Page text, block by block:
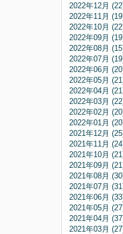
2022年12月
2022年11月
2022年10月
2022年09月
2022年08月
2022年07月
2022年06月
2022年05月
2022年04月
2022年03月
2022年02月
2022年01月
2021年12月
2021年11月
2021年10月
2021年09月
2021年08月
2021年07月
2021年06月
2021年05月
2021年04月
2021年03月